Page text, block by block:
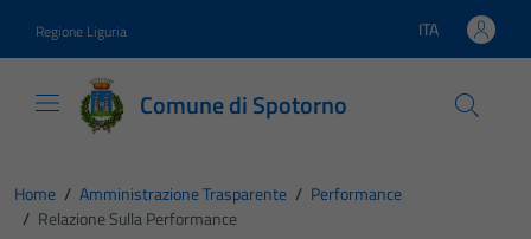
Regione Liguria Lingua attiva:
ITA
Comune di Spotorno
Home / Amministrazione Trasparente / Performance
/ Relazione Sulla Performance